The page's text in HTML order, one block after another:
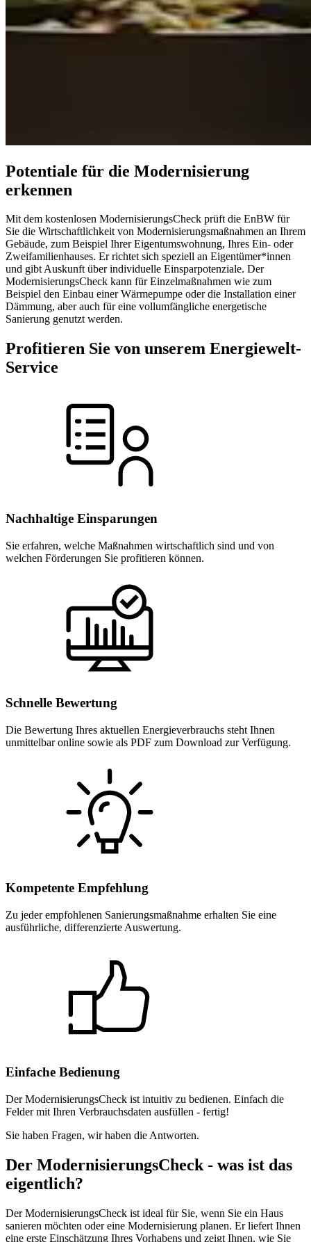
Potentiale für die Modernisierung
erkennen
Mit dem kostenlosen ModernisierungsCheck prüft die EnBW für
Sie die Wirtschaftlichkeit von Modernisierungsmaßnahmen an Ihrem
Gebäude, zum Beispiel Ihrer Eigentumswohnung, Ihres Ein- oder
Zweifamilienhauses. Er richtet sich speziell an Eigentümer*innen
und gibt Auskunft über individuelle Einsparpotenziale. Der
ModernisierungsCheck kann für Einzelmaßnahmen wie zum
Beispiel den Einbau einer Wärmepumpe oder die Installation einer
Dämmung, aber auch für eine vollumfängliche energetische
Sanierung genutzt werden.
Profitieren Sie von unserem Energiewelt-
Service
Nachhaltige Einsparungen
Sie erfahren, welche Maßnahmen wirtschaftlich sind und von
welchen Förderungen Sie profitieren können.
Schnelle Bewertung
Die Bewertung Ihres aktuellen Energie­verbrauchs steht Ihnen
unmittelbar online sowie als PDF zum Download zur Verfügung.
Kompetente Empfehlung
Zu jeder empfohlenen Sanierung­smaßnahme erhalten Sie eine
ausführliche, differenzierte Auswertung.
Einfache Bedienung
Der ModernisierungsCheck ist intuitiv zu bedienen. Einfach die
Felder mit Ihren Verbrauchs­daten ausfüllen - fertig!
Sie haben Fragen, wir haben die Antworten.
Der ModernisierungsCheck - was ist das
eigentlich?
Der ModernisierungsCheck ist ideal für Sie, wenn Sie ein Haus
sanieren möchten oder eine Modernisierung planen. Er liefert Ihnen
eine erste Einschätzung Ihres Vorhabens und zeigt Ihnen, wie Sie